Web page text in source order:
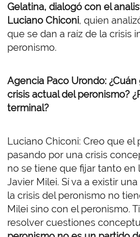
Gelatina, dialogó con el
Luciano Chiconi, quien
que se dan a raíz de la crisis
peronismo.
Agencia Paco Urondo:
crisis actual del peronismo?
terminal?
Luciano Chiconi: Creo que el
pasando por una crisis
no se tiene que fijar tanto en
Javier Milei. Sí va a existir
la crisis del peronismo no
Milei sino con el peronismo.
resolver cuestiones